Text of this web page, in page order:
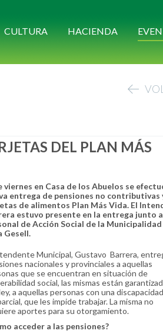
CULTURA HACIENDA
DEL PLAN MÁS
viernes en Casa de los Abuelos se
entrega de pensiones no contributivas
de alimentos Plan Más Vida. El
estuvo presente en la entrega junto a
de Acción Social de la
Gesell.
Municipal, Gustavo Barrera,
nacionales y provinciales a aquellas
que se encuentran en situación de
social, las mismas están
a aquellas personas con una
que les impide trabajar. La misma no
aportes para su otorgamiento.
acceder a las pensiones?